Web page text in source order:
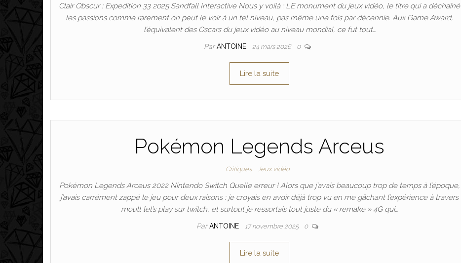
Clair Obscur : Expedition 33 2025 Sandfall Interactive Nous y voilà : LE monument du jeux vidéo, le titre qui a déchaîné
les passions comme rarement on peut le voir à un tel niveau, pas même une fois par décennie. Aux Game Award,
l’équivalent des Oscars du jeux vidéo au niveau mondial, ce fut tout…
ParANTOINE 24 mars 2026 0
Lire la suite
Pokémon Legends Arceus
Critiques Jeux vidéo
Pokémon Legends Arceus 2022 Nintendo Switch Quelle erreur ! Alors que j’avais beaucoup trop de temps à l’époque,
j’avais carrément zappé le jeu pour deux raisons : je croyais en avoir déjà trop vu en me gâchant l’expérience à travers
moult let’s play sur twitch, et surtout je ressortais tout juste du « remake » 4G qui…
ParANTOINE 17 novembre 2025 0
Lire la suite